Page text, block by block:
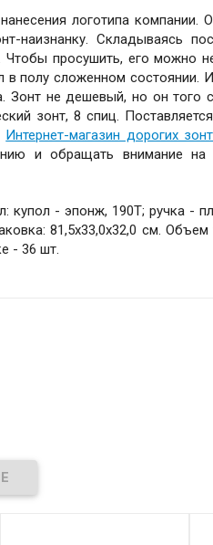
логотипа компании.
наизнанку. Складываясь
Чтобы просушить, его можно
в полу сложенном состоянии.
не дешевый, но он того
зонт, 8 спиц.
Интернет-магазин дорогих
и обращать внимание на
- эпонж, 190T; ручка -
81,5x33,0x32,0 см.
- 36 шт.